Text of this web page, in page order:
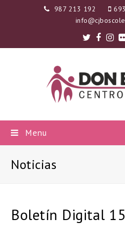
987 213 192
Twitter
Menu
Noticias
Boletín Digital